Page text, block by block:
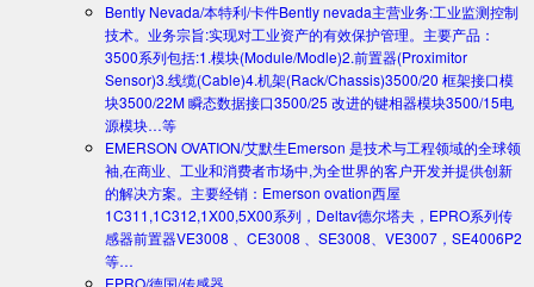
Bently Nevada/本特利/卡件Bently nevada主营业务:工业监测控制
技术。业务宗旨:实现对工业资产的有效保护管理。主要产品：
3500系列包括:1.模块(Module/Modle)2.前置器(Proximitor
Sensor)3.线缆(Cable)4.机架(Rack/Chassis)3500/20 框架接口模
块3500/22M 瞬态数据接口3500/25 改进的键相器模块3500/15电
源模块…等
EMERSON OVATION/艾默生Emerson 是技术与工程领域的全球领
袖,在商业、工业和消费者市场中,为全世界的客户开发并提供创新
的解决方案。主要经销：Emerson ovation西屋
1C311,1C312,1X00,5X00系列，Deltav德尔塔夫，EPRO系列传
感器前置器VE3008 、CE3008 、SE3008、VE3007，SE4006P2
等…
EPRO/德国/传感器